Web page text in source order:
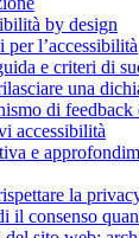
by design
per l’accessibilità
e criteri di
una
di
accessibilità
e
la
il consenso